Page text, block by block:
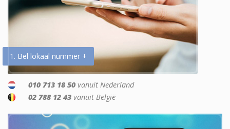
1. Bel lokaal nummer +
010 713 18 50 vanuit Nederland
02 788 12 43 vanuit België